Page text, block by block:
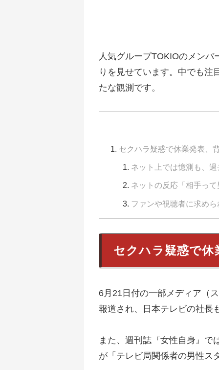
人気グループTOKIOのメンバ
りを見せています。中でも注
たな観測です。
セクハラ疑惑で休業発表、
ネット上では憶測も、
ネットの反応「相手っ
ファンや視聴者に求めら
セクハラ疑惑で休
6月21日付の一部メディア（
報道され、日本テレビの社長
また、週刊誌『女性自身』で
が「テレビ局関係者の男性ス